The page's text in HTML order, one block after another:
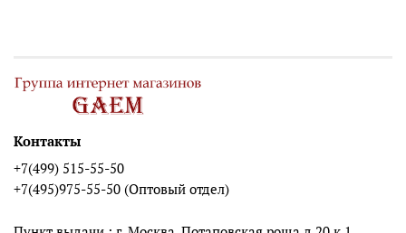
Контакты
+7(499) 515-55-50
+7(495)975-55-50 (Оптовый отдел)